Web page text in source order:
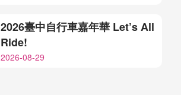
2026臺中自行車嘉年華 Let’s All
Ride!
2026-08-29